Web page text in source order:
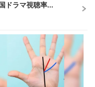
ドラマ視聴率...